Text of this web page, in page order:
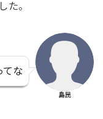
た。
てな
島民